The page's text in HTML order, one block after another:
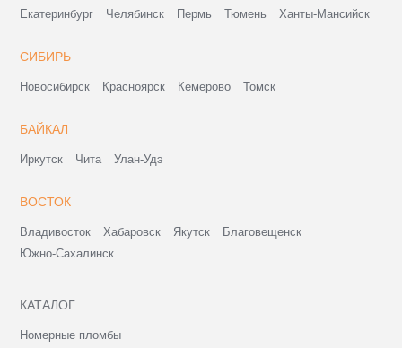
Екатеринбург Челябинск Пермь Тюмень Ханты-Мансийск
СИБИРЬ
Новосибирск Красноярск Кемерово Томск
БАЙКАЛ
Иркутск Чита Улан-Удэ
ВОСТОК
Владивосток Хабаровск Якутск
Благовещенск
Южно-Сахалинск
КАТАЛОГ
Номерные пломбы